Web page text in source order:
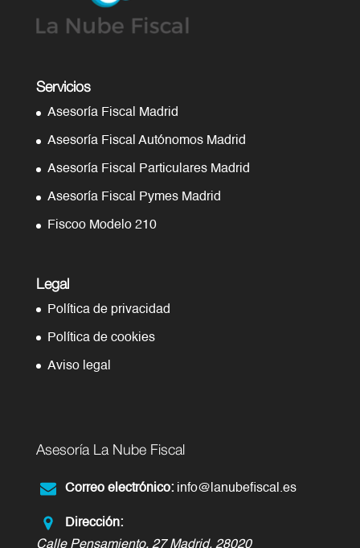
Servicios
Asesoría Fiscal Madrid
Asesoría Fiscal Autónomos Madrid
Asesoría Fiscal Particulares Madrid
Asesoría Fiscal Pymes Madrid
Fiscoo Modelo 210
Legal
Política de privacidad
Política de cookies
Aviso legal
Asesoría La Nube Fiscal
Correo electrónico: info@lanubefiscal.es
Dirección:
Calle Pensamiento, 27 Madrid, 28020